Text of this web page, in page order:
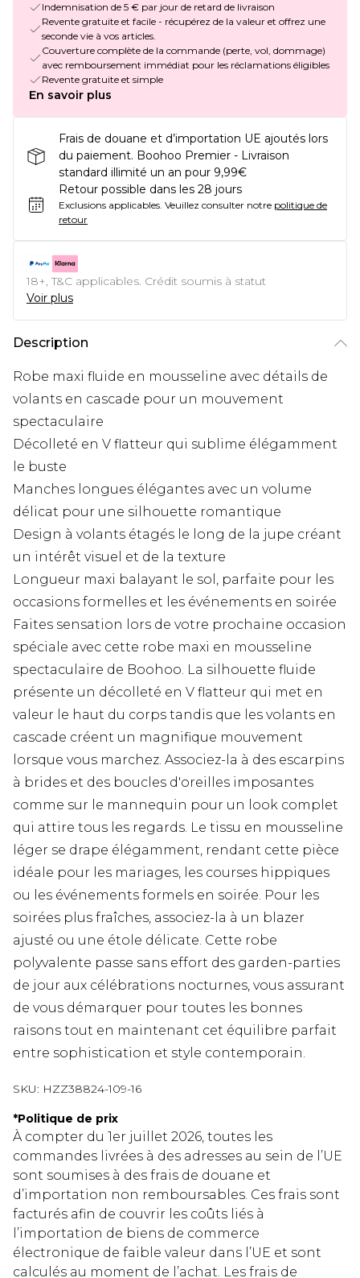
Indemnisation de 5 € par jour de retard de livraison
Revente gratuite et facile - récupérez de la valeur et offrez une
seconde vie à vos articles.
Couverture complète de la commande (perte, vol, dommage)
avec remboursement immédiat pour les réclamations éligibles
Revente gratuite et simple
En savoir plus
Frais de douane et d’importation UE ajoutés lors
du paiement. Boohoo Premier - Livraison
standard illimité un an pour 9,99€
Retour possible dans les 28 jours
Exclusions applicables. Veuillez consulter notre politique de
retour
18+, T&C applicables. Crédit soumis à statut
Voir plus
Description
Robe maxi fluide en mousseline avec détails de
volants en cascade pour un mouvement
spectaculaire
Décolleté en V flatteur qui sublime élégamment
le buste
Manches longues élégantes avec un volume
délicat pour une silhouette romantique
Design à volants étagés le long de la jupe créant
un intérêt visuel et de la texture
Longueur maxi balayant le sol, parfaite pour les
occasions formelles et les événements en soirée
Faites sensation lors de votre prochaine occasion
spéciale avec cette robe maxi en mousseline
spectaculaire de Boohoo. La silhouette fluide
présente un décolleté en V flatteur qui met en
valeur le haut du corps tandis que les volants en
cascade créent un magnifique mouvement
lorsque vous marchez. Associez-la à des escarpins
à brides et des boucles d'oreilles imposantes
comme sur le mannequin pour un look complet
qui attire tous les regards. Le tissu en mousseline
léger se drape élégamment, rendant cette pièce
idéale pour les mariages, les courses hippiques
ou les événements formels en soirée. Pour les
soirées plus fraîches, associez-la à un blazer
ajusté ou une étole délicate. Cette robe
polyvalente passe sans effort des garden-parties
de jour aux célébrations nocturnes, vous assurant
de vous démarquer pour toutes les bonnes
raisons tout en maintenant cet équilibre parfait
entre sophistication et style contemporain.
SKU: HZZ38824-109-16
*Politique de prix
À compter du 1er juillet 2026, toutes les
commandes livrées à des adresses au sein de l’UE
sont soumises à des frais de douane et
d’importation non remboursables. Ces frais sont
facturés afin de couvrir les coûts liés à
l’importation de biens de commerce
électronique de faible valeur dans l’UE et sont
calculés au moment de l’achat. Les frais de